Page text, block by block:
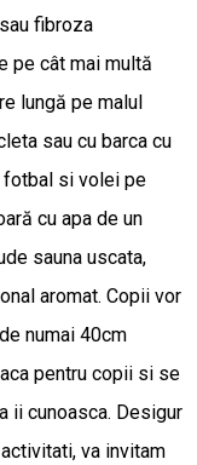
fibroza
pe cât mai multă
lungă pe malul
sau cu barca cu
fotbal si volei pe
cu apa de un
sauna uscata,
aromat. Copii vor
numai 40cm
pentru copii si se
ii cunoasca. Desigur
va invitam